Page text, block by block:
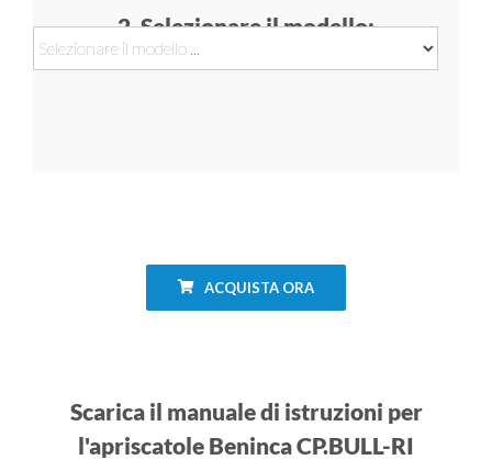
2. Selezionare il modello:
ACQUISTA ORA
Scarica il manuale di istruzioni per
l'apriscatole Beninca CP.BULL-RI